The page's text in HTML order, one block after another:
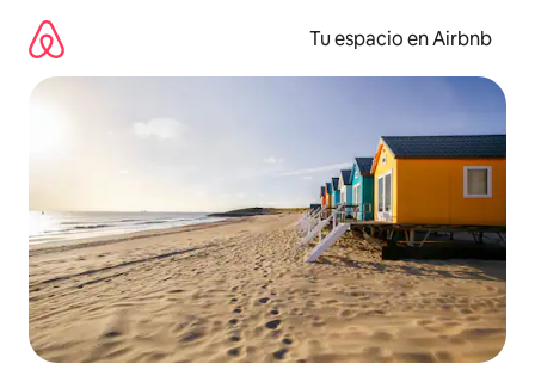
contenido
Tu espacio en Airbnb